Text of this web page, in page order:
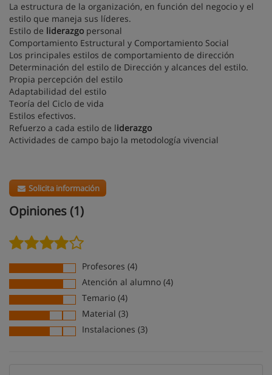
La estructura de la organización, en función del negocio y el
estilo que maneja sus líderes.
Estilo de liderazgo personal
Comportamiento Estructural y Comportamiento Social
Los principales estilos de comportamiento de dirección
Determinación del estilo de Dirección y alcances del estilo.
Propia percepción del estilo
Adaptabilidad del estilo
Teoría del Ciclo de vida
Estilos efectivos.
Refuerzo a cada estilo de liderazgo
Actividades de campo bajo la metodología vivencial
Solicita información
Opiniones (1)
Profesores (4)
Atención al alumno (4)
Temario (4)
Material (3)
Instalaciones (3)